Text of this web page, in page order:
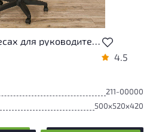
Кресло на колесах для руководителя Атлант Кожзам Бежевый Россия
4.5
211-00000
500x520x420